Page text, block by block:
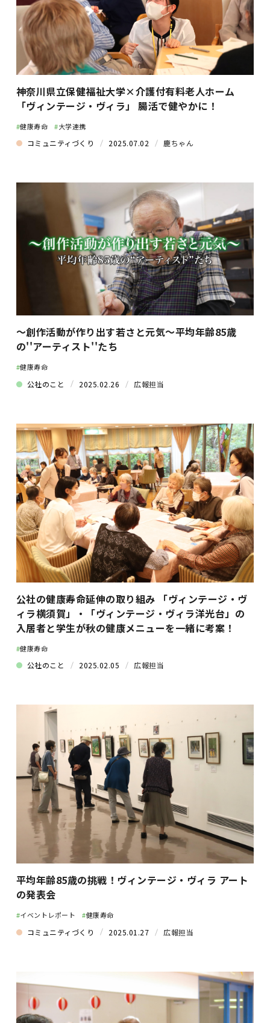
神奈川県立保健福祉大学×介護付有料老人ホーム
「ヴィンテージ・ヴィラ」 腸活で健やかに！
#健康寿命 #大学連携
コミュニティづくり 2025.07.02 鹿ちゃん
〜創作活動が作り出す若さと元気〜平均年齢85歳
の''アーティスト''たち
#健康寿命
公社のこと 2025.02.26 広報担当
公社の健康寿命延伸の取り組み 「ヴィンテージ・ヴ
ィラ横須賀」・「ヴィンテージ・ヴィラ洋光台」の
入居者と学生が秋の健康メニューを一緒に考案！
#健康寿命
公社のこと 2025.02.05 広報担当
平均年齢85歳の挑戦！ヴィンテージ・ヴィラ アート
の発表会
#イベントレポート #健康寿命
コミュニティづくり 2025.01.27 広報担当